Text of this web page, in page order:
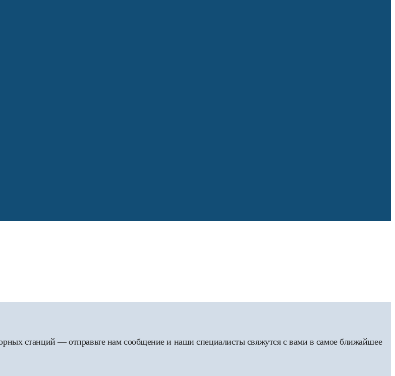
станций — отправьте нам сообщение и наши специалисты свяжутся с вами в самое ближайшее